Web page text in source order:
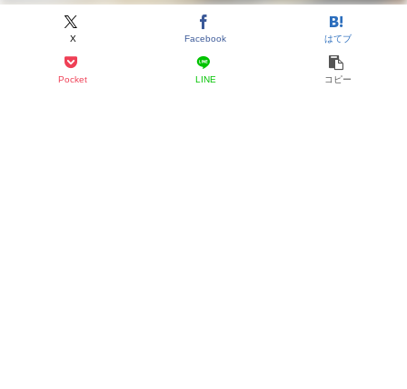
X Facebook はてブ
Pocket LINE コピー